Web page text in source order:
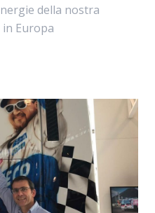
della nostra
Europa